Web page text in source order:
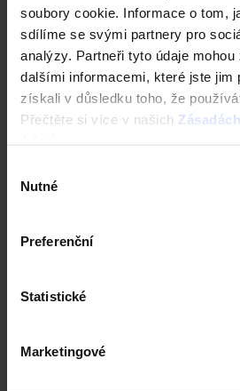
soubory cookie. Informace o tom,
sdílíme se svými partnery pro
analýzy. Partneři tyto údaje mohou
dalšími informacemi, které jste jim
získali v důsledku toho, že
Přečtěte si více v našich
souhlasu
Nutné
Preferenční
Statistické
Marketingové